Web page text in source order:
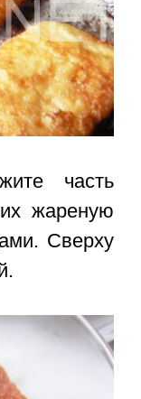
часть
жареную
Сверху